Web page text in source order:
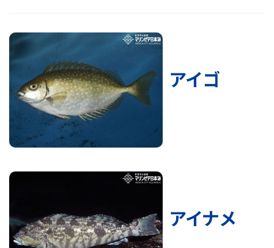
アイゴ
アイナメ